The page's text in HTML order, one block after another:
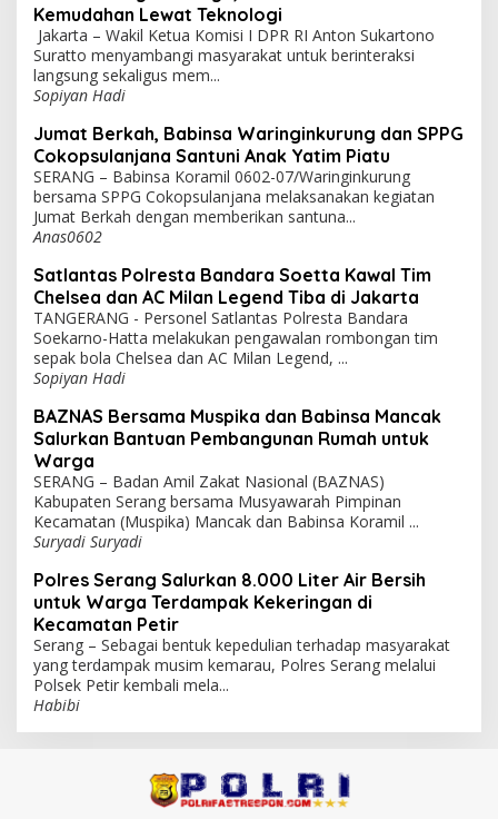
Kemudahan Lewat Teknologi
Jakarta – Wakil Ketua Komisi I DPR RI Anton Sukartono
Suratto menyambangi masyarakat untuk berinteraksi
langsung sekaligus mem...
Sopiyan Hadi
Jumat Berkah, Babinsa Waringinkurung dan SPPG
Cokopsulanjana Santuni Anak Yatim Piatu
SERANG – Babinsa Koramil 0602-07/Waringinkurung
bersama SPPG Cokopsulanjana melaksanakan kegiatan
Jumat Berkah dengan memberikan santuna...
Anas0602
Satlantas Polresta Bandara Soetta Kawal Tim
Chelsea dan AC Milan Legend Tiba di Jakarta
TANGERANG - Personel Satlantas Polresta Bandara
Soekarno-Hatta melakukan pengawalan rombongan tim
sepak bola Chelsea dan AC Milan Legend, ...
Sopiyan Hadi
BAZNAS Bersama Muspika dan Babinsa Mancak
Salurkan Bantuan Pembangunan Rumah untuk
Warga
SERANG – Badan Amil Zakat Nasional (BAZNAS)
Kabupaten Serang bersama Musyawarah Pimpinan
Kecamatan (Muspika) Mancak dan Babinsa Koramil ...
Suryadi Suryadi
Polres Serang Salurkan 8.000 Liter Air Bersih
untuk Warga Terdampak Kekeringan di
Kecamatan Petir
Serang – Sebagai bentuk kepedulian terhadap masyarakat
yang terdampak musim kemarau, Polres Serang melalui
Polsek Petir kembali mela...
Habibi